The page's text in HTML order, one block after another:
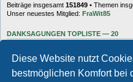
Diese Website nutzt
bestmöglichen Komfort bei
Beiträge insgesamt 151849 • Themen
Unser neuestes Mitglied: FraWit85
DANKSAGUNGEN TOPLISTE — 20
(125),
Elton (125), Charles_Robotnik (124),
(94),Pommes(91),rulaman(80),Hooge
Janaldo(65),unkow(65),häxe(56),